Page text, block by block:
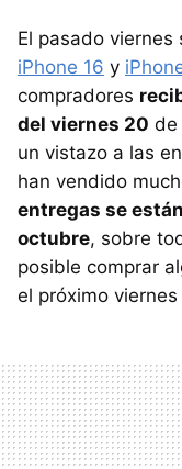
El pasado
iPhone 16 y
compradores
del viernes 20 de
un vistazo a las
han vendido
entregas se
octubre, sobre
posible comprar
el próximo